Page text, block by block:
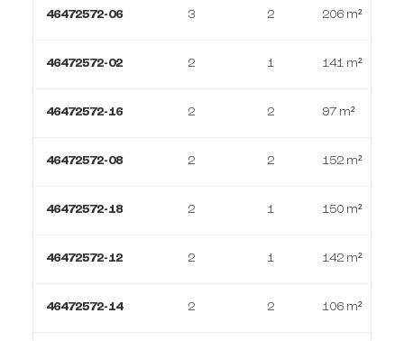
46472572-06 3 2 206 m²
46472572-02 2 1 141 m²
46472572-16 2 2 97 m²
46472572-08 2 2 152 m²
46472572-18 2 1 150 m²
46472572-12 2 1 142 m²
46472572-14 2 2 106 m²